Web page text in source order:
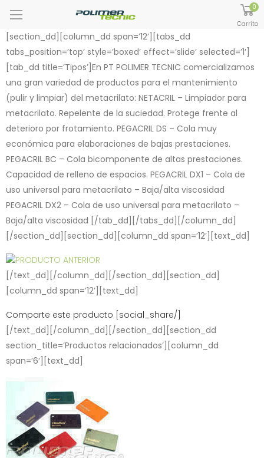
0
Carrito
[section_dd][column_dd span=’12’][tabs_dd
tabs_position=’top’ style=’boxed’ effect=’slide’ selected=’1′]
[tab_dd title=’Tipos’]En PT POLIMER TECNIC comercializamos
una gran variedad de productos para el mantenimiento
(pulir y limpiar) del metacrilato: NETACRIL – Limpiador para
metacrilato. Repelente de la suciedad. Protege frente al
deterioro por frotamiento. PEGACRIL DS – Cola muy
económica para elaboraciones de bajas prestaciones.
PEGACRIL BC – Cola bicomponente de altas prestaciones.
Capacidad de relleno de espacios. PEGACRIL DX1 – Cola de
uso universal para metacrilato – Baja/alta viscosidad
PEGACRIL DX2 – Cola de uso universal para metacrilato –
Baja/alta viscosidad [/tab_dd][/tabs_dd][/column_dd]
[/section_dd][section_dd][column_dd span=’12’][text_dd]
PRODUCTO ANTERIOR
[/text_dd][/column_dd][/section_dd][section_dd]
[column_dd span=’12’][text_dd]
Comparte este producto [social_share/]
[/text_dd][/column_dd][/section_dd][section_dd
section_title=’Productos relacionados’][column_dd
span=’6′][text_dd]